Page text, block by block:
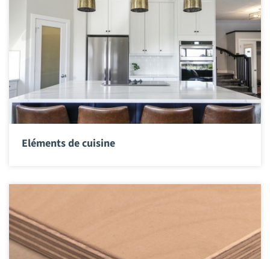
Eléments de cuisine